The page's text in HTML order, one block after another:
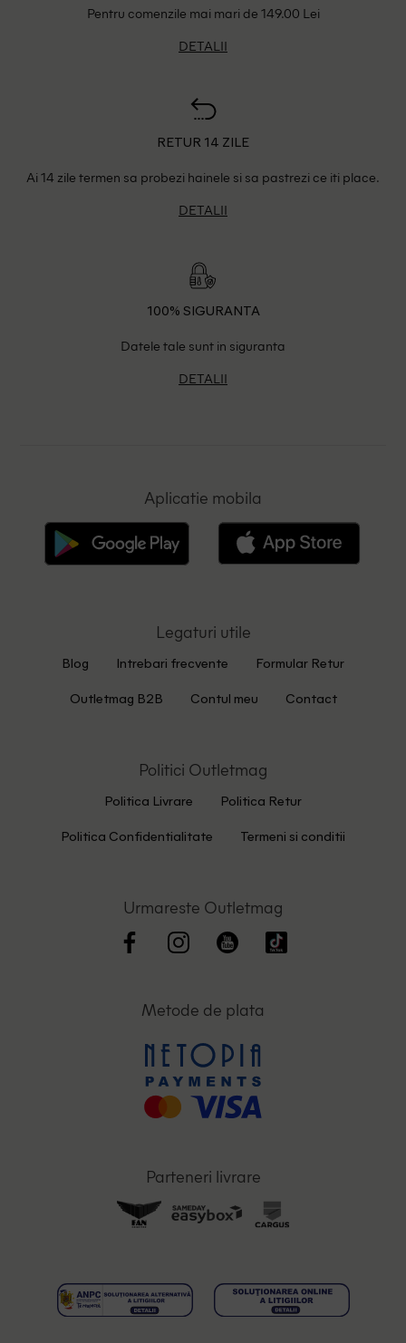
Pentru comenzile mai mari de 149.00 Lei
DETALII
RETUR 14 ZILE
Ai 14 zile termen sa probezi hainele si sa pastrezi ce iti place.
DETALII
100% SIGURANTA
Datele tale sunt in siguranta
DETALII
Aplicatie mobila
Legaturi utile
Blog Intrebari frecvente Formular Retur
Outletmag B2B Contul meu Contact
Politici Outletmag
Politica Livrare Politica Retur
Politica Confidentialitate Termeni si conditii
Urmareste Outletmag
Metode de plata
Parteneri livrare